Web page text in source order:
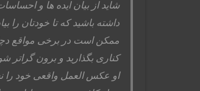
شاید از بیان ایده ها و
داشته باشید که تا خودتان را
ممکن است در برخی مواقع
کناری بگذارید و برون گراتر
او عکس العمل واقعی خود را